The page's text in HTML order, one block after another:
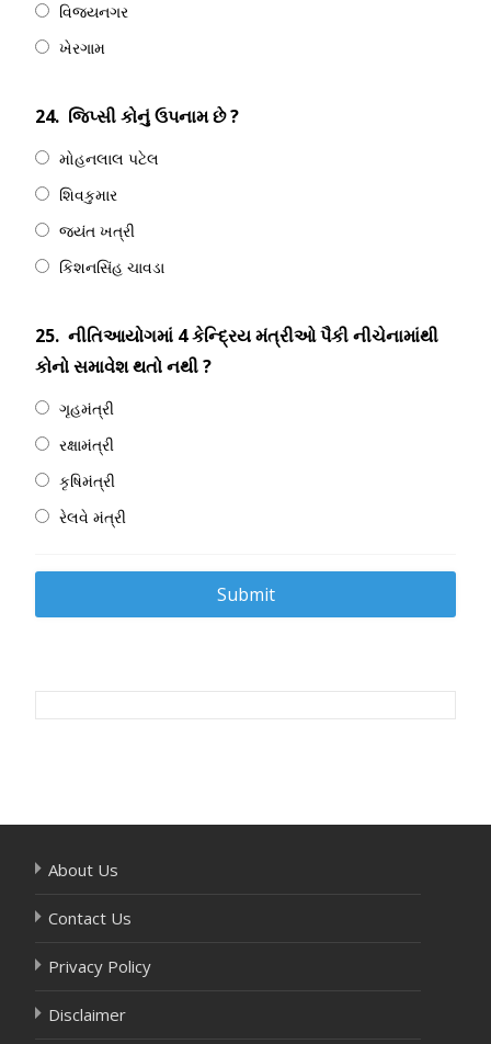
વિજયનગર
ખેરગામ
24. જિપ્સી કોનું ઉપનામ છે ?
મોહનલાલ પટેલ
શિવકુમાર
જયંત ખત્રી
કિશનસિંહ ચાવડા
25. નીતિઆયોગમાં 4 કેન્દ્રિય મંત્રીઓ પૈકી નીચેનામાંથી
કોનો સમાવેશ થતો નથી ?
ગૃહમંત્રી
રક્ષામંત્રી
કૃષિમંત્રી
રેલવે મંત્રી
Post
About Us
Contact Us
Privacy Policy
Disclaimer